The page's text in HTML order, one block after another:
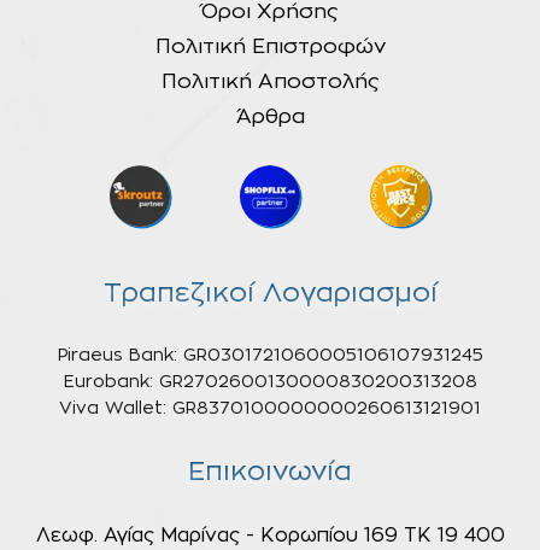
Όροι Χρήσης
Πολιτική Επιστροφών
Πολιτική Αποστολής
Άρθρα
Τραπεζικοί Λογαριασμοί
Piraeus Bank: GR0301721060005106107931245
Eurobank: GR2702600130000830200313208
Viva Wallet: GR8370100000000260613121901
Επικοινωνία
Λεωφ. Αγίας Μαρίνας - Κορωπίου 169 ΤΚ 19 400